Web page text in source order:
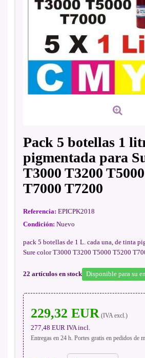
Pack 5 botellas 1
pigmentada para
T3000 T3200
T7000 T7200
Referencia: EPICPK2018
Condición: Nuevo
pack 5 botellas de 1 L. cada una, de tinta
Sure color T3000 T3200 T5000 T5200
22 artículos en stock Disponible para su
229,32 EUR (IVA excl.)
277,48 EUR IVA incl.
Entregas en 24 h. Portes gratis en pedidos de